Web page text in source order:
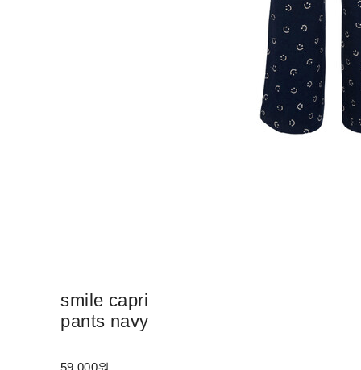
smile capri
pants navy
59,000원